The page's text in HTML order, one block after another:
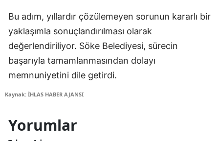
Bu adım, yıllardır çözülemeyen sorunun kararlı bir
yaklaşımla sonuçlandırılması olarak
değerlendiriliyor. Söke Belediyesi, sürecin
başarıyla tamamlanmasından dolayı
memnuniyetini dile getirdi.
Kaynak: İHLAS HABER AJANSI
Yorumlar